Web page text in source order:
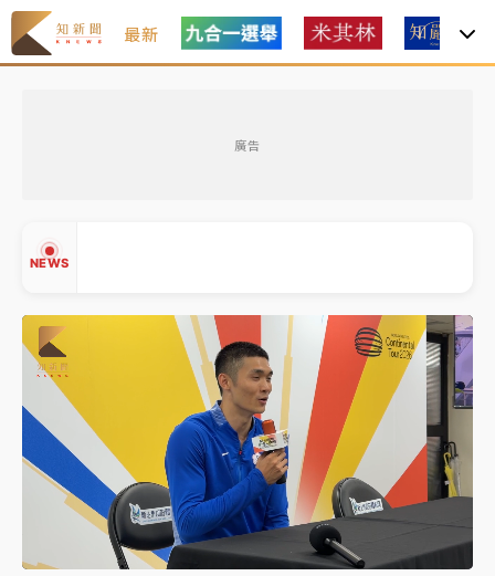
最新
廣告
NEWS
周末精選｜
面手法 郭台銘、蔡英文成關鍵
本周爆款短影音｜ 柯文哲帶電子手鐶拄拐杖現身／周玉
蔻蔡玉真開撕爆料
周末精選｜
跨境網購族注意！EZ Way若改由政府委
任 預算難關如何解？
蔣萬安的建中同學！47歲法律學霸戰桃園 公開上任首
要3件事
父親節玩樂園！六福村今明2天「爸爸免費」 遠雄海洋
Unmute Loaded
100.00%